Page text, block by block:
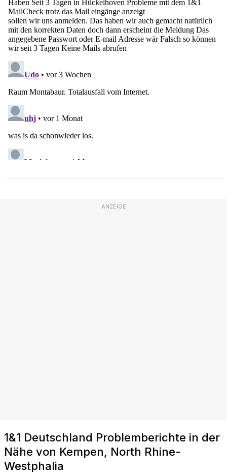
ANZEIGE
1&1 Deutschland Problemberichte in der
Nähe von Kempen, North Rhine-
Westphalia